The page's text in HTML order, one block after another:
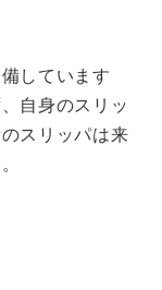
しています
自身のスリッ
スリッパは来